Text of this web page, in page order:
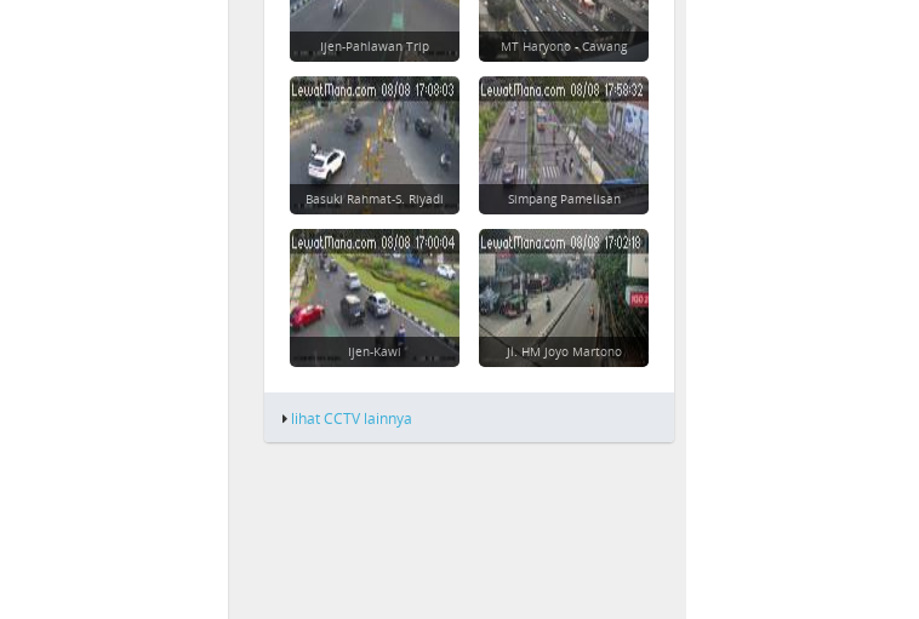
Ijen-Pahlawan Trip MT Haryono - Cawang
Basuki Rahmat-S. Riyadi Simpang Pamelisan
Ijen-Kawi Jl. HM Joyo Martono
lihat CCTV lainnya